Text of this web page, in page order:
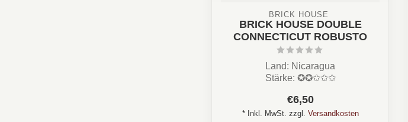
BRICK HOUSE
BRICK HOUSE DOUBLE
CONNECTICUT ROBUSTO
Land: Nicaragua
Stärke: ✪✪✩✩✩
Erdig, Holz,Leder
...
€6,50
* Inkl. MwSt. zzgl. Versandkosten